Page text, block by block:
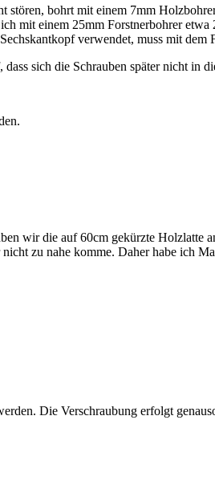
bohrt mit einem 7mm
mit einem 25mm Forstnerbohrer
verwendet, muss mit dem
sich die Schrauben später nicht in
wir die auf 60cm gekürzte Holzlatte
zu nahe komme. Daher habe ich
Die Verschraubung erfolgt